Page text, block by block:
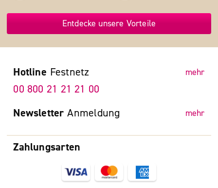
Entdecke unsere Vorteile
Zahlungsarten
Hotline Festnetz mehr
00 800 21 21 21 00
Newsletter Anmeldung mehr